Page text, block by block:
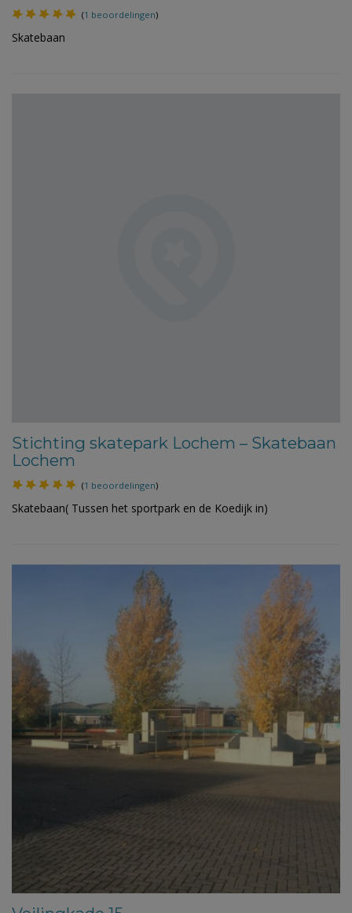
(1 beoordelingen)
Skatebaan
Stichting skatepark Lochem – Skatebaan
Lochem
(1 beoordelingen)
Skatebaan( Tussen het sportpark en de Koedijk in)